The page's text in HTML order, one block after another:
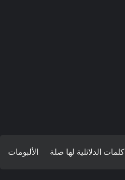
الألبومات كلمات الدلائلية لها صلة